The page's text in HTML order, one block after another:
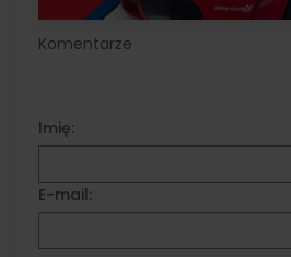
Komentarze
Imię:
E-mail: